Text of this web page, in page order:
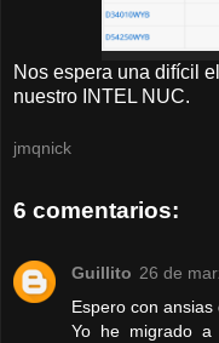
Nos espera una difícil
nuestro INTEL NUC.
jmqnick
6 comentarios:
Guillito 26 de
Espero con
Yo he migrado